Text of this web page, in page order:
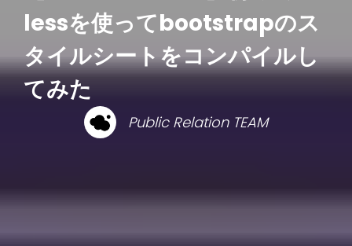
lessを使ってbootstrapのス
タイルシートをコンパイルし
てみた
Public Relation TEAM